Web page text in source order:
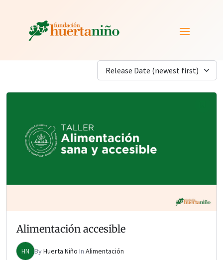
Release Date (newest first)
Alimentación accesible
HN ByHuerta Niño In Alimentación